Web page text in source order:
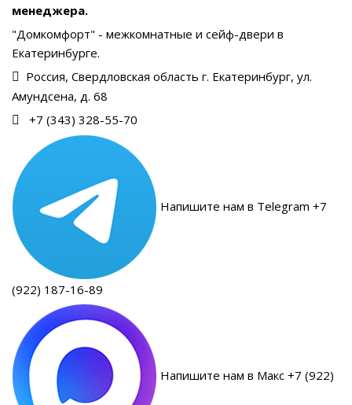
менеджера.
"Домкомфорт" - межкомнатные и сейф-двери в
Екатеринбурге.
Россия, Свердловская область г. Екатеринбург, ул.
Амундсена, д. 68
+7 (343) 328-55-70
Напишите нам в Telegram +7
(922) 187-16-89
Напишите нам в Макс +7 (922)